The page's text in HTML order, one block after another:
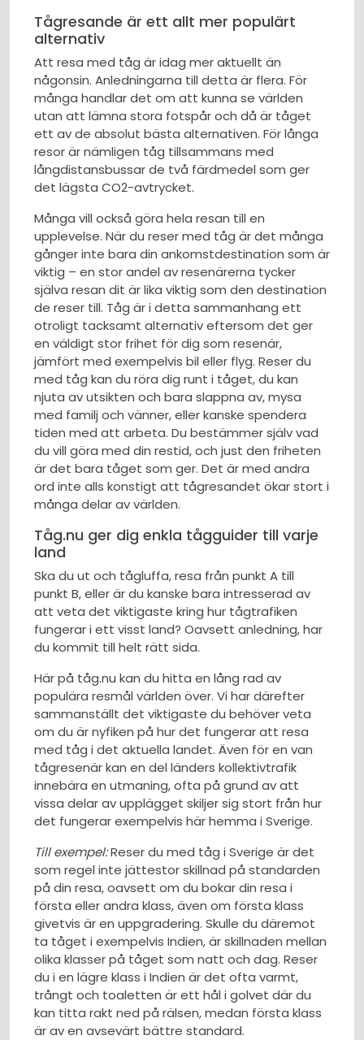
Tågresande är ett allt mer populärt
alternativ
Att resa med tåg är idag mer aktuellt än
någonsin. Anledningarna till detta är flera. För
många handlar det om att kunna se världen
utan att lämna stora fotspår och då är tåget
ett av de absolut bästa alternativen. För långa
resor är nämligen tåg tillsammans med
långdistansbussar de två färdmedel som ger
det lägsta CO2-avtrycket.
Många vill också göra hela resan till en
upplevelse. När du reser med tåg är det många
gånger inte bara din ankomstdestination som är
viktig – en stor andel av resenärerna tycker
själva resan dit är lika viktig som den destination
de reser till. Tåg är i detta sammanhang ett
otroligt tacksamt alternativ eftersom det ger
en väldigt stor frihet för dig som resenär,
jämfört med exempelvis bil eller flyg. Reser du
med tåg kan du röra dig runt i tåget, du kan
njuta av utsikten och bara slappna av, mysa
med familj och vänner, eller kanske spendera
tiden med att arbeta. Du bestämmer själv vad
du vill göra med din restid, och just den friheten
är det bara tåget som ger. Det är med andra
ord inte alls konstigt att tågresandet ökar stort i
många delar av världen.
Tåg.nu ger dig enkla tågguider till varje
land
Ska du ut och tågluffa, resa från punkt A till
punkt B, eller är du kanske bara intresserad av
att veta det viktigaste kring hur tågtrafiken
fungerar i ett visst land? Oavsett anledning, har
du kommit till helt rätt sida.
Här på tåg.nu kan du hitta en lång rad av
populära resmål världen över. Vi har därefter
sammanställt det viktigaste du behöver veta
om du är nyfiken på hur det fungerar att resa
med tåg i det aktuella landet. Även för en van
tågresenär kan en del länders kollektivtrafik
innebära en utmaning, ofta på grund av att
vissa delar av upplägget skiljer sig stort från hur
det fungerar exempelvis här hemma i Sverige.
Till exempel:Reser du med tåg i Sverige är det
som regel inte jättestor skillnad på standarden
på din resa, oavsett om du bokar din resa i
första eller andra klass, även om första klass
givetvis är en uppgradering. Skulle du däremot
ta tåget i exempelvis Indien, är skillnaden mellan
olika klasser på tåget som natt och dag. Reser
du i en lägre klass i Indien är det ofta varmt,
trångt och toaletten är ett hål i golvet där du
kan titta rakt ned på rälsen, medan första klass
är av en avsevärt bättre standard.